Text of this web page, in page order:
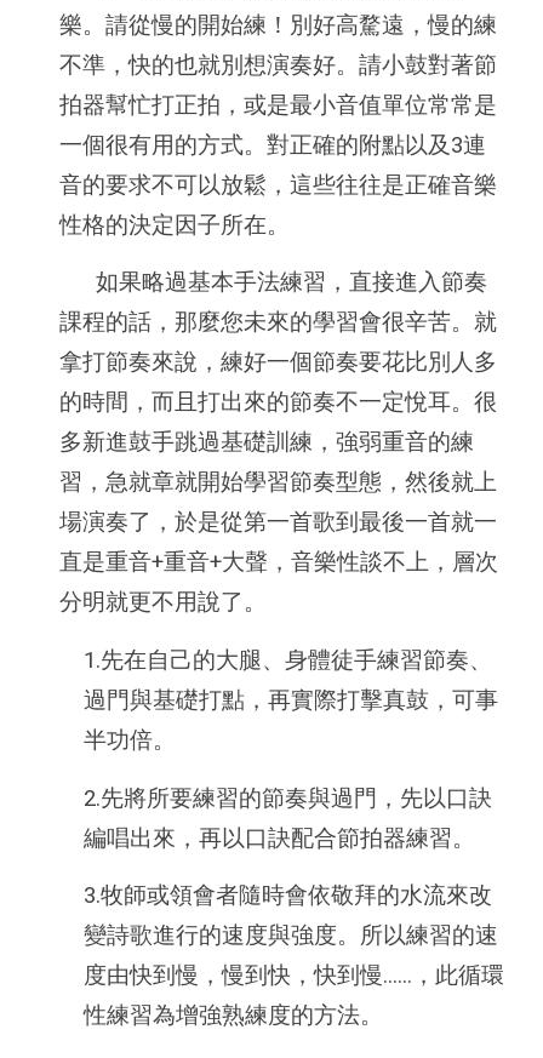
樂。請從慢的開始練！別好高騖遠，慢的練
不準，快的也就別想演奏好。請小鼓對著節
拍器幫忙打正拍，或是最小音值單位常常是
一個很有用的方式。對正確的附點以及3連
音的要求不可以放鬆，這些往往是正確音樂
性格的決定因子所在。
如果略過基本手法練習，直接進入節奏
課程的話，那麼您未來的學習會很辛苦。就
拿打節奏來說，練好一個節奏要花比別人多
的時間，而且打出來的節奏不一定悅耳。很
多新進鼓手跳過基礎訓練，強弱重音的練
習，急就章就開始學習節奏型態，然後就上
場演奏了，於是從第一首歌到最後一首就一
直是重音+重音+大聲，音樂性談不上，層次
分明就更不用說了。
1.先在自己的大腿、身體徒手練習節奏、
過門與基礎打點，再實際打擊真鼓，可事
半功倍。
2.先將所要練習的節奏與過門，先以口訣
編唱出來，再以口訣配合節拍器練習。
3.牧師或領會者隨時會依敬拜的水流來改
變詩歌進行的速度與強度。所以練習的速
度由快到慢，慢到快，快到慢......，此循環
性練習為增強熟練度的方法。